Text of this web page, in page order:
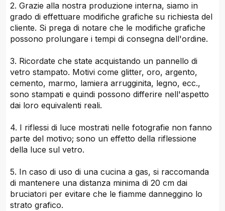
2. Grazie alla nostra produzione interna, siamo in
grado di effettuare modifiche grafiche su richiesta del
cliente. Si prega di notare che le modifiche grafiche
possono prolungare i tempi di consegna dell'ordine.
3. Ricordate che state acquistando un pannello di
vetro stampato. Motivi come glitter, oro, argento,
cemento, marmo, lamiera arrugginita, legno, ecc.,
sono stampati e quindi possono differire nell'aspetto
dai loro equivalenti reali.
4. I riflessi di luce mostrati nelle fotografie non fanno
parte del motivo; sono un effetto della riflessione
della luce sul vetro.
5. In caso di uso di una cucina a gas, si raccomanda
di mantenere una distanza minima di 20 cm dai
bruciatori per evitare che le fiamme danneggino lo
strato grafico.